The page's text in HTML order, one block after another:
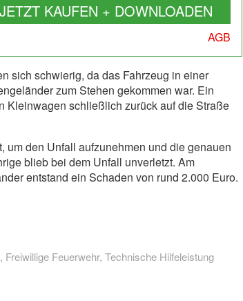
JETZT KAUFEN + DOWNLOADEN
AGB
sich schwierig, da das Fahrzeug in einer
zum Stehen gekommen war. Ein
Kleinwagen schließlich zurück auf die Straße
um den Unfall aufzunehmen und die genauen
blieb bei dem Unfall unverletzt. Am
entstand ein Schaden von rund 2.000 Euro.
, Freiwillige Feuerwehr, Technische Hilfeleistung